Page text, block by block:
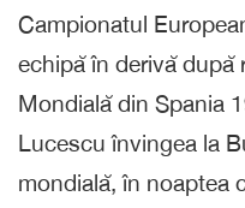
Campionatul
echipă în derivă după
Mondială din Spania
Lucescu învingea la
mondială, în noaptea